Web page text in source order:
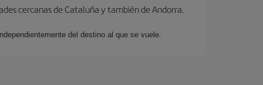
cercanas de Cataluña y también de Andorra.
del destino al que se vuele.